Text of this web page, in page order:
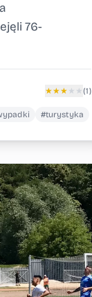
76-
★★★ ★ ★(1)
#turystyka